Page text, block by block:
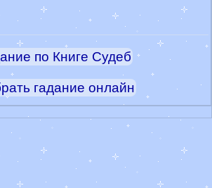
по Книге Судеб
гадание онлайн